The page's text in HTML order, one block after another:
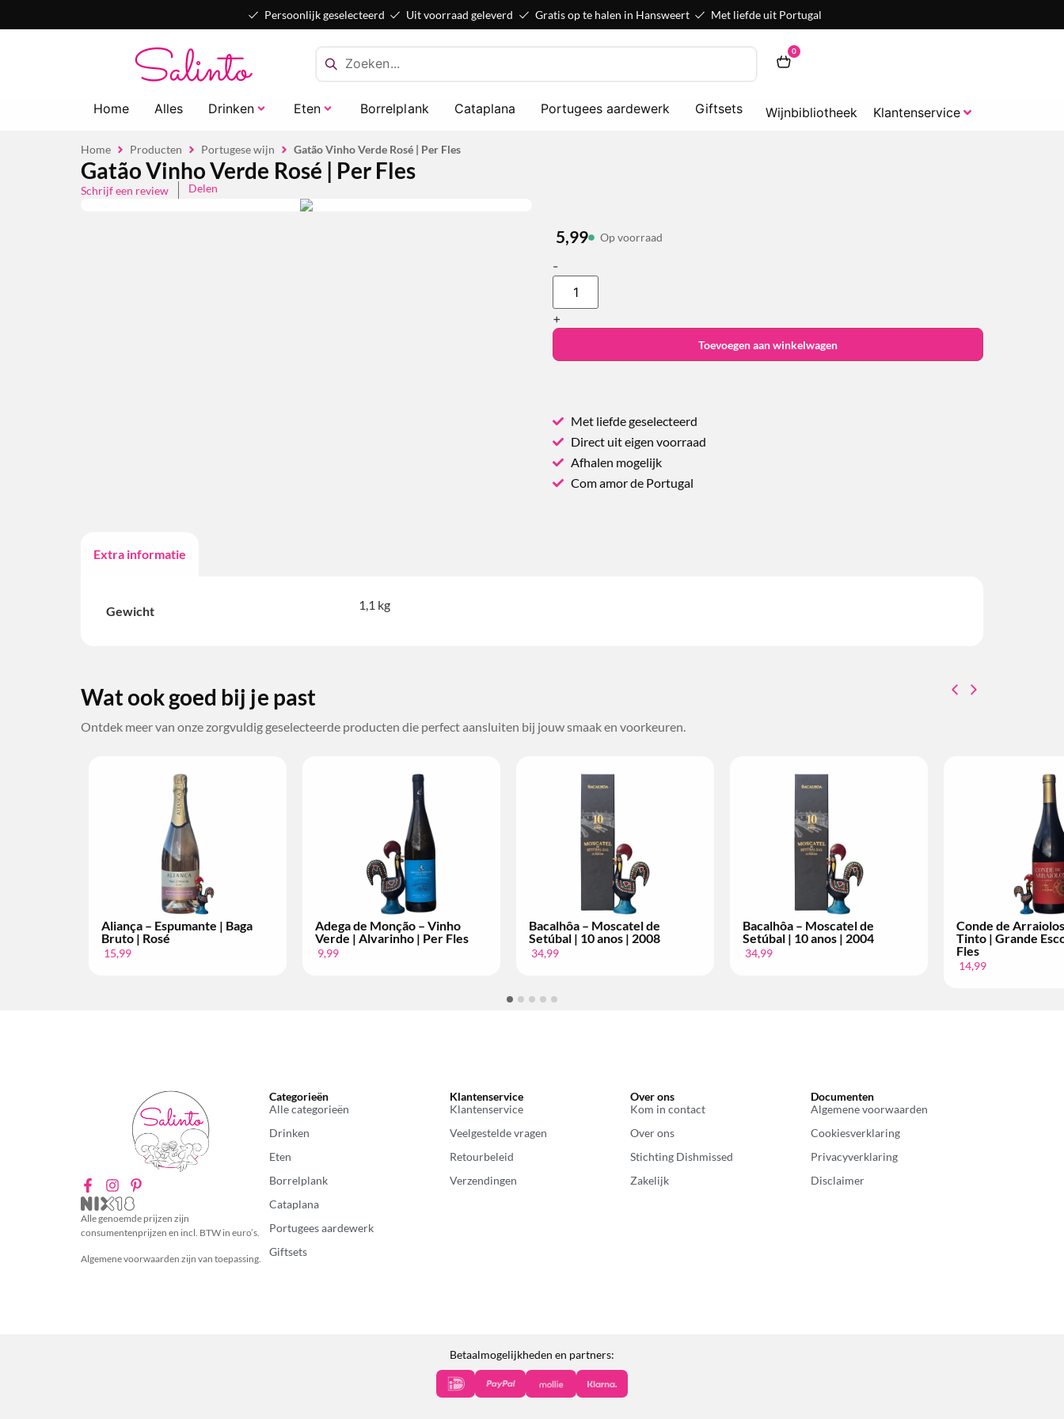
Persoonlijk geselecteerd Uit voorraad geleverd Gratis op te halen in Hansweert Met liefde uit Portugal
0
Home Alles Drinken Eten Borrelplank Cataplana Portugees aardewerk Giftsets Wijnbibliotheek Klantenservice
Home Producten Portugese wijn Gatão Vinho Verde Rosé | Per Fles
Gatão Vinho Verde Rosé | Per Fles
Schrijf een review Delen
5,99 Op voorraad
-
+
Toevoegen aan winkelwagen
Met liefde geselecteerd
Direct uit eigen voorraad
Afhalen mogelijk
Com amor de Portugal
Extra informatie
Gewicht 1,1 kg
Wat ook goed bij je past
Ontdek meer van onze zorgvuldig geselecteerde producten die perfect aansluiten bij jouw smaak en voorkeuren.
Bacalhôa – Moscatel de
Setúbal | 10 anos | 2008
Bacalhôa – Moscatel de
Setúbal | 10 anos | 2004
Conde de Arraiolos – Vinho
Tinto | Grande Escolha | Per
Conde de Arraiolos – Vinho
Tinto | Superior | Per Fles
Licor 35
Alle genoemde prijzen zijn
consumentenprijzen en incl. BTW in euro’s.
Algemene voorwaarden zijn van toepassing.
Categorieën
Alle categorieën
Drinken
Eten
Borrelplank
Cataplana
Portugees aardewerk
Giftsets
Klantenservice
Klantenservice
Veelgestelde vragen
Retourbeleid
Verzendingen
Over ons
Kom in contact
Over ons
Stichting Dishmissed
Zakelijk
Documenten
Algemene voorwaarden
Cookiesverklaring
Privacyverklaring
Disclaimer
Betaalmogelijkheden en partners: